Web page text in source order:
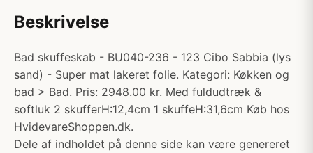
Beskrivelse
Bad skuffeskab - BU040-236 - 123 Cibo Sabbia (lys
sand) - Super mat lakeret folie. Kategori: Køkken og
bad > Bad. Pris: 2948.00 kr. Med fuldudtræk &
softluk 2 skufferH:12,4cm 1 skuffeH:31,6cm Køb hos
HvidevareShoppen.dk.
Dele af indholdet på denne side kan være genereret